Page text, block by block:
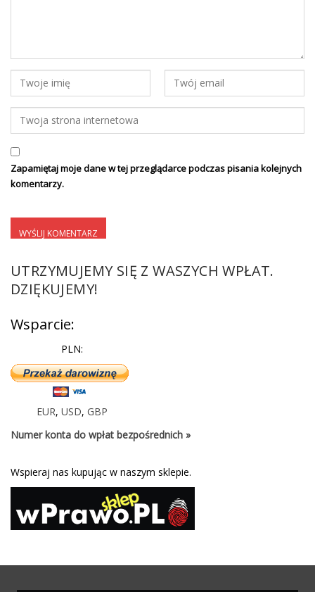
Zapamiętaj moje dane w tej przeglądarce podczas pisania kolejnych
komentarzy.
UTRZYMUJEMY SIĘ Z WASZYCH WPŁAT.
DZIĘKUJEMY!
Wsparcie:
PLN:
EUR, USD, GBP
Numer konta do wpłat bezpośrednich »
Wspieraj nas kupując w naszym sklepie.